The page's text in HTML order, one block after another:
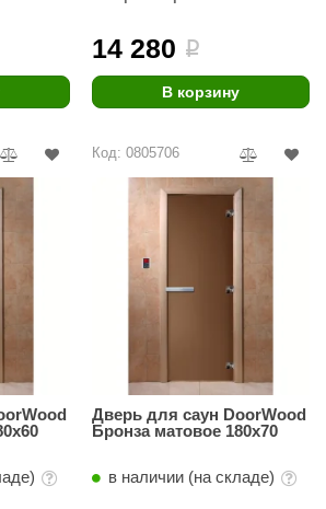
14 280 i
В корзину
Код: 0805706
Дверь для саун DoorWood
Бронза матовое 180х70
в наличии (на складе)